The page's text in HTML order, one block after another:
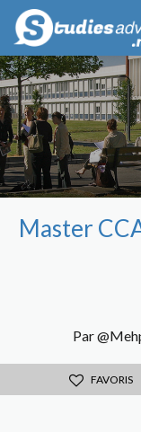
Master
Par
FAVORIS